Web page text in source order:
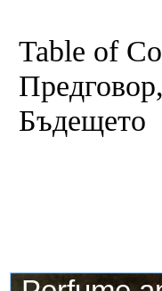
Table of
Бъдещето